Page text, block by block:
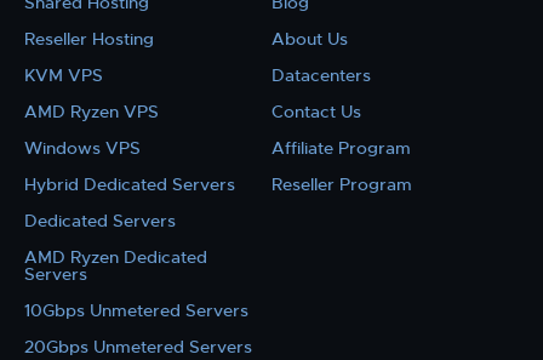
Reseller Hosting
KVM VPS
AMD Ryzen VPS
Windows VPS
Hybrid Dedicated Servers
Dedicated Servers
AMD Ryzen Dedicated
Servers
10Gbps Unmetered Servers
20Gbps Unmetered Servers
About Us
Datacenters
Contact Us
Affiliate Program
Reseller Program